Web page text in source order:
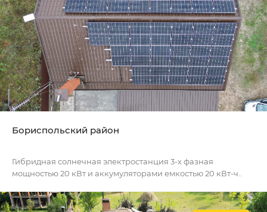
Бориспольский район
Гибридная солнечная электростанция 3-х фазная
мощностью 20 кВт и аккумуляторами емкостью 20 кВт-ч..